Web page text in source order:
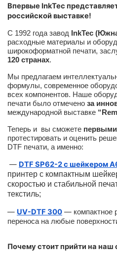
Впервые InkTec
российской выставке!
С 1992 года завод InkTec
расходные материалы и
широкоформатной печати,
120 странах.
Мы предлагаем
формулы, современное
всех компонентов. Наше
печати было отмечено за
международной выставке
Теперь и вы сможете первыми
протестировать и оценить
DTF печати, а именно:
— DTF SP62-2 с шейкером
принтер с компактным
скоростью и стабильной
текстиль;
— UV-DTF 300 — компактное
переноса на любые
Почему стоит прийти на наш